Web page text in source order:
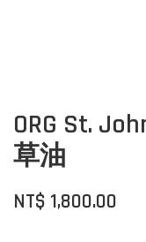
ORG St.
草油
NT$ 1,800.00